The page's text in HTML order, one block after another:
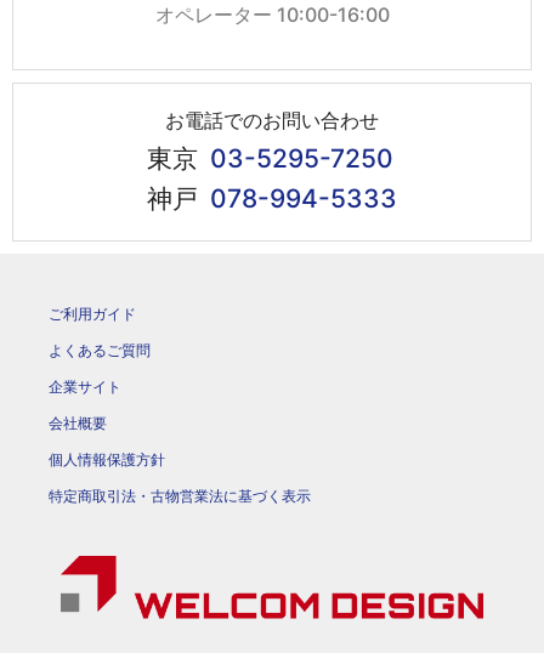
オペレーター 10:00-16:00
お電話でのお問い合わせ
東京 03-5295-7250
神戸 078-994-5333
ご利用ガイド
よくあるご質問
企業サイト
会社概要
個人情報保護方針
特定商取引法・古物営業法に基づく表示